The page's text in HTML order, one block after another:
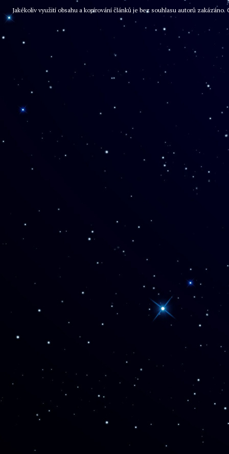
Jakékoliv využití obsahu a kopírování článků je bez souhlasu autorů